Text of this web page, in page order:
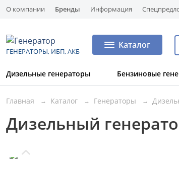
О компании Бренды Информация
ГЕНЕРАТОРЫ, ИБП, АКБ
Каталог
Дизельные генераторы Бензиновые
Главная Каталог Генераторы
Дизельный